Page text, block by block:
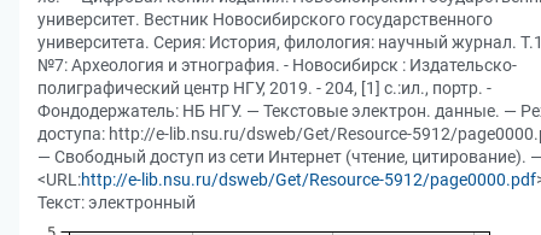
университет. Вестник Новосибирского государственного
университета. Серия: История, филология: научный журнал.
№7: Археология и этнография. - Новосибирск : Издательско-
полиграфический центр НГУ, 2019. - 204, [1] с.:ил., портр. -
Фондодержатель: НБ НГУ. — Текстовые электрон. данные. —
доступа: http://e-lib.nsu.ru/dsweb/Get/Resource-5912/
— Свободный доступ из сети Интернет (чтение, цитирование).
<URL:http://e-lib.nsu.ru/dsweb/Get/Resource-5912/page0000.pdf
Текст: электронный